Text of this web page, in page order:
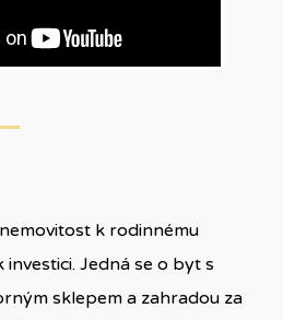
k rodinnému
Jedná se o byt s
sklepem a zahradou za